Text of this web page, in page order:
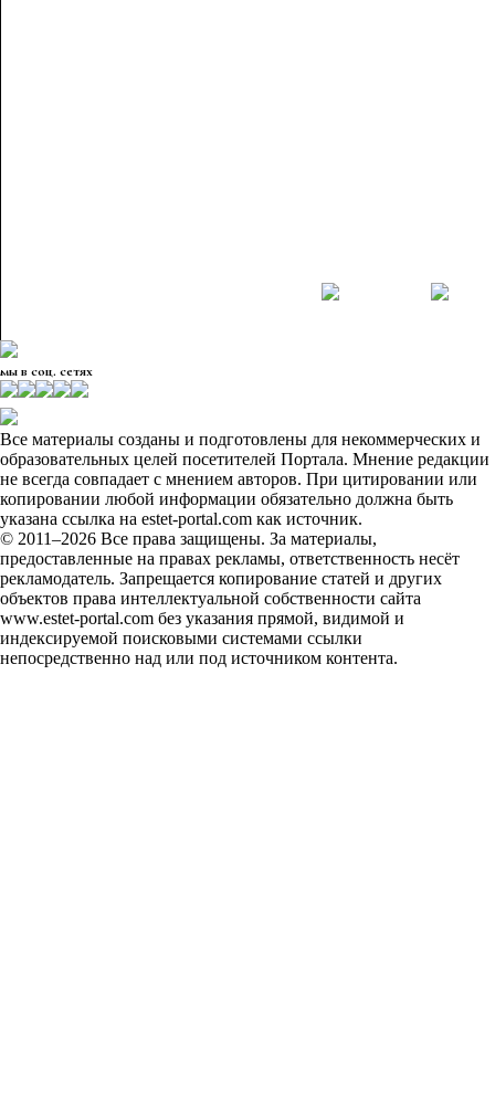
мы в соц. сетях
Все материалы созданы и подготовлены для некоммерческих и
образовательных целей посетителей Портала. Мнение редакции
не всегда совпадает с мнением авторов. При цитировании или
копировании любой информации обязательно должна быть
указана ссылка на estet-portal.com как источник.
© 2011–2026 Все права защищены. За материалы,
предоставленные на правах рекламы, ответственность несёт
рекламодатель. Запрещается копирование статей и других
объектов права интеллектуальной собственности сайта
www.estet-portal.com без указания прямой, видимой и
индексируемой поисковыми системами ссылки
непосредственно над или под источником контента.